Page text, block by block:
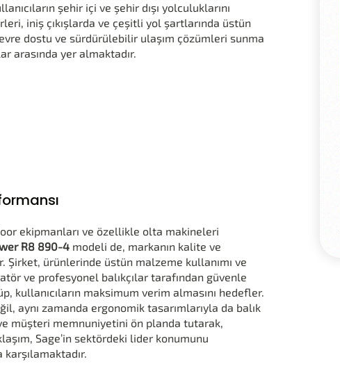
şehir içi ve şehir dışı yolculuklarını
iniş çıkışlarda ve çeşitli yol şartlarında üstün
dostu ve sürdürülebilir ulaşım çözümleri sunma
arasında yer almaktadır.
ekipmanları ve özellikle olta makineleri
R8 890-4 modeli de, markanın kalite ve
Şirket, ürünlerinde üstün malzeme kullanımı ve
ve profesyonel balıkçılar tarafından güvenle
kullanıcıların maksimum verim almasını hedefler.
aynı zamanda ergonomik tasarımlarıyla da balık
müşteri memnuniyetini ön planda tutarak,
Sage’in sektördeki lider konumunu